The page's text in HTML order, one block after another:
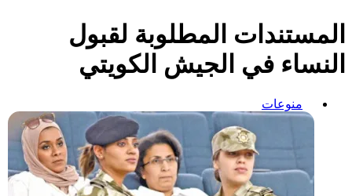
المستندات المطلوبة لقبول
النساء في الجيش الكويتي
منوعات